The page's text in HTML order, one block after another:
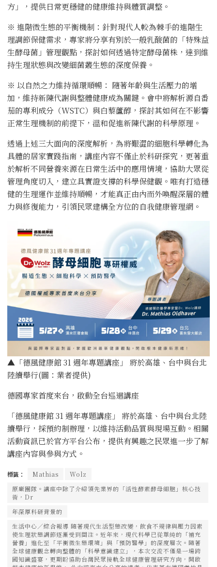
方」，提供日常更穩健的健康維持與體質調整。
※ 進階微生態的平衡機制：針對現代人較為棘手的進階生
理調節保健需求，專家將分享有別於一般乳酸菌的「特殊益
生酵母菌」管理觀點，探討如何透過特定酵母菌株，達到維
持生理狀態與改變細菌叢生態的深度保養。
※ 以自然之力維持循環順暢： 隨著年齡與生活壓力的增
加，維持新陳代謝與整體健康成為關鍵。會中將解析源自番
茄的專利成分（WSTC）與白藜蘆醇，探討其如何在不影響
正常生理機制的前提下，溫和促進新陳代謝的科學原理。
透過上述三大面向的深度解析，為將艱澀的細胞科學轉化為
具體的居家實踐指南，講座內容不僅止於科研探究，更著重
於解析不同營養來源在日常生活中的應用情境，協助大眾從
管理角度切入，建立具實證支撐的科學保健觀。唯有打造穩
健的生理運作並維持順暢，才能真正由內而外喚醒深層的體
力與修復能力，引領民眾建構全方位的自我健康管理網。
▲ 「德風健康館 31 週年專題講座」 將於高雄、台中與台北
陸續舉行(圖：業者提供)
德國專家首度來台，啟動全台巡迴講座
「德風健康館 31 週年專題講座」 將於高雄、台中與台北陸
續舉行，採預約制辦理，以維持活動品質與現場互動。相關
活動資訊已於官方平台公布，提供有興趣之民眾進一步了解
講座內容與參與方式。
標籤： Mathias
Wolz
原廠團隊。講座中除了介紹領先業界的「活性酵素酵母細胞」核心技
術，Dr
年深厚科研背景的
生活中心／綜合報導 隨著現代生活型態改變，飲食不規律與壓力因素
使生理狀態調節逐漸受到關注。近年來，現代科學已從單純的「補充
營養」進化至「平衡微生態環境」與「預防醫學」的深度層次。隨著
全球健康觀念轉向整體的「科學意識建立」，本次交流不僅是一場跨
國知識盛宴，更期盼協助台灣民眾接軌全球健康管理研究方向，開啟